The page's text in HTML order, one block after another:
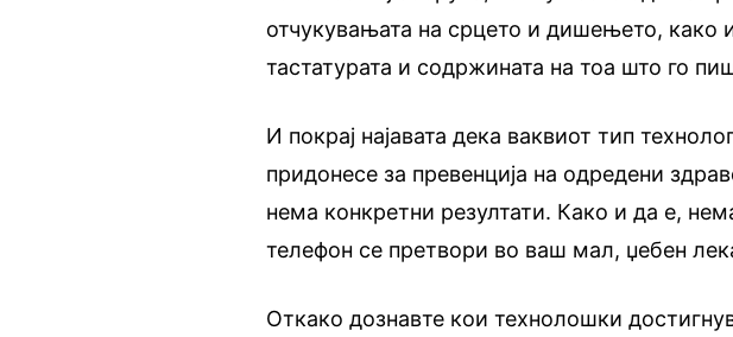
отчукувањата на срцето и дишењето, како
тастатурата и содржината на тоа што го
И покрај најавата дека ваквиот тип
придонесе за превенција на одредени
нема конкретни резултати. Како и да е,
телефон се претвори во ваш мал, џебен
Откако дознавте кои технолошки